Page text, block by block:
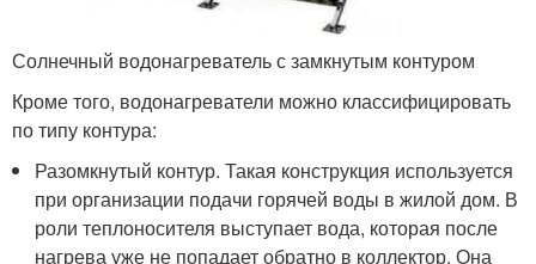
Солнечный водонагреватель с замкнутым контуром
Кроме того, водонагреватели можно классифицировать
по типу контура:
Разомкнутый контур. Такая конструкция используется
при организации подачи горячей воды в жилой дом. В
роли теплоносителя выступает вода, которая после
нагрева уже не попадает обратно в коллектор. Она